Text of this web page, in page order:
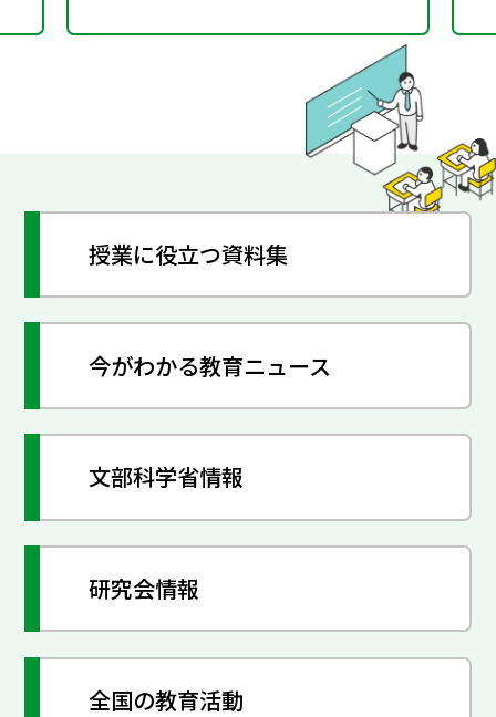
授業に役立つ資料集
今がわかる教育ニュース
文部科学省情報
研究会情報
全国の教育活動